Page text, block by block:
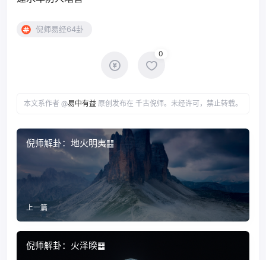
倪师易经64卦
0
本文系作者 @易中有益 原创发布在 千古倪师。未经许可，禁止转载。
倪师解卦：地火明夷䷣
上一篇
倪师解卦：火泽睽䷥